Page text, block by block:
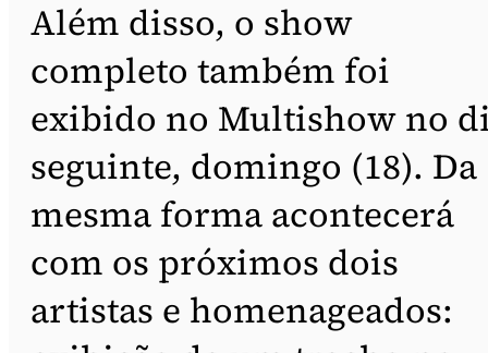
Além disso, o show
completo também foi
exibido no Multishow no
seguinte, domingo (18). Da
mesma forma acontecerá
com os próximos dois
artistas e homenageados: